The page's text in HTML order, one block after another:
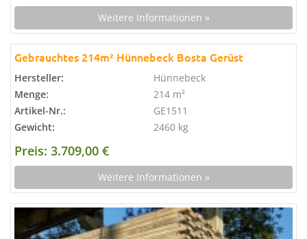
Weitere Informationen »
Gebrauchtes 214m² Hünnebeck Bosta Gerüst
Hersteller:
Hünnebeck
Menge:
214 m²
Artikel-Nr.:
GE1511
Gewicht:
2460 kg
Preis: 3.709,00 €
Weitere Informationen »